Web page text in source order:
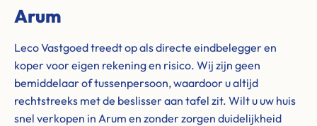
Arum
Leco Vastgoed treedt op als directe eindbelegger en
koper voor eigen rekening en risico. Wij zijn geen
bemiddelaar of tussenpersoon, waardoor u altijd
rechtstreeks met de beslisser aan tafel zit. Wilt u uw huis
snel verkopen in Arum en zonder zorgen duidelijkheid